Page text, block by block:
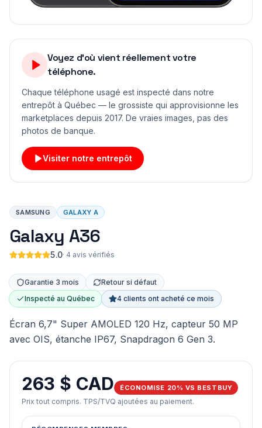
Voyez d'où vient réellement votre
téléphone.
Chaque téléphone usagé est inspecté dans notre
entrepôt à Québec — le grossiste qui approvisionne les
marketplaces depuis 2017. De vraies images, pas des
photos de banque.
Visiter notre entrepôt
SAMSUNG GALAXY A
Galaxy A36
5.0· 4 avis vérifiés
Garantie 3 mois
Retour si défaut
Inspecté au Québec
4 clients ont acheté ce mois
Écran 6,7" Super AMOLED 120 Hz, capteur 50 MP
avec OIS, étanche IP67, Snapdragon 6 Gen 3.
263 $ CAD ÉCONOMISE 20% VS BESTBUY
Prix tout compris. TPS/TVQ ajoutées au paiement.